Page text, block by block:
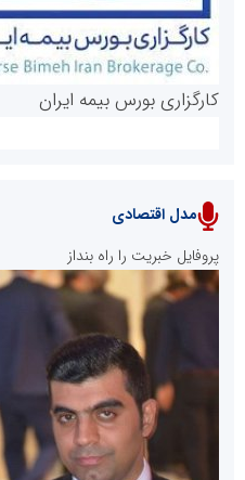
پایگاه خبری نهضت ملی مسکن
کارگزاری بورس بیمه ایران
سازمان بورس و اوراق بهادار
مرجع اخبار موثق در بازارسرمایه
مدل اقتصادی
پروفایل خبریت را راه بنداز